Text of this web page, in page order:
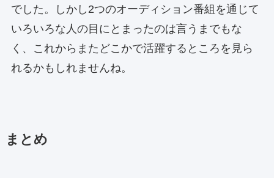
でした。しかし2つのオーディション番組を通じて
いろいろな人の目にとまったのは言うまでもな
く、これからまたどこかで活躍するところを見ら
れるかもしれませんね。
まとめ